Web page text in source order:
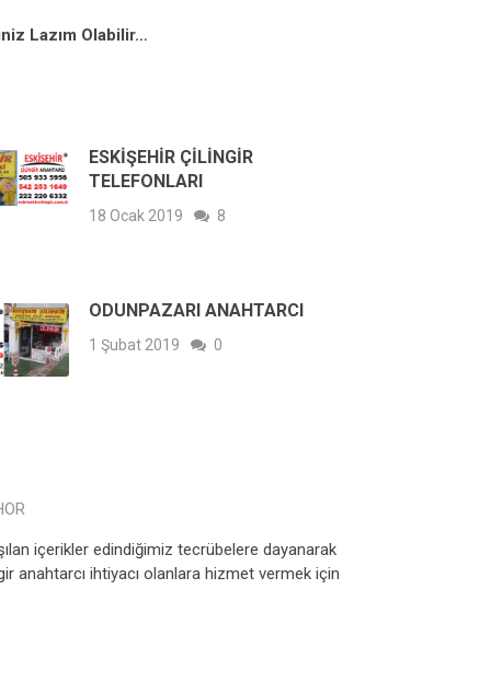
Lazım Olabilir…
ESKIŞEHIR ÇILINGIR
TELEFONLARI
18 Ocak 2019 8
ODUNPAZARI ANAHTARCI
1 Şubat 2019 0
içerikler edindiğimiz tecrübelere dayanarak
anahtarcı ihtiyacı olanlara hizmet vermek için